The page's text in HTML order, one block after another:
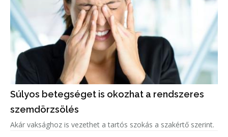
Súlyos betegséget is okozhat a rendszeres
szemdörzsölés
Akár vaksághoz is vezethet a tartós szokás a szakértő szerint.